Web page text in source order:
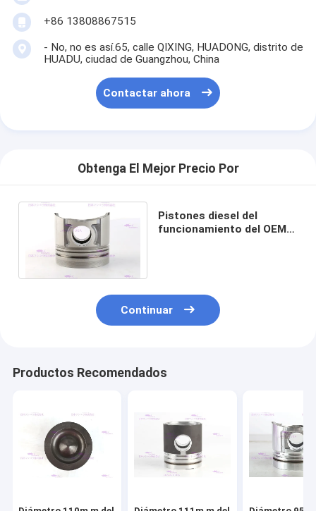
+86 13808867515
- No, no es así.65, calle QIXING, HUADONG, distrito de
HUADU, ciudad de Guangzhou, China
Contactar ahora
Obtenga El Mejor Precio Por
Pistones diesel del
funcionamiento del OEM
Continuar
Productos Recomendados